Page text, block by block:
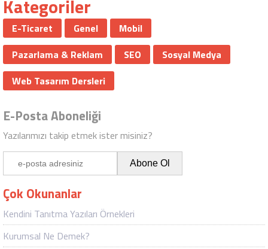
Kategoriler
E-Ticaret Genel
Mobil
Pazarlama & Reklam
SEO
Sosyal Medya
Web Tasarım Dersleri
E-Posta Aboneliği
Yazılarımızı takip etmek ister misiniz?
Çok Okunanlar
Kendini Tanıtma Yazıları Örnekleri
Kurumsal Ne Demek?